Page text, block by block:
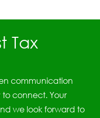
Tax
communication
connect. Your
we look forward to